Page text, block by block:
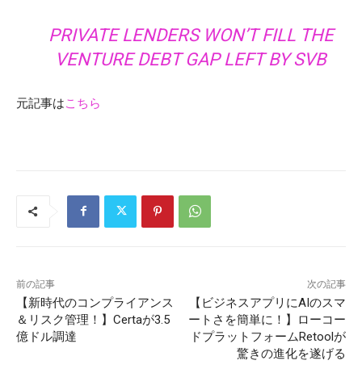
PRIVATE LENDERS WON’T FILL THE
VENTURE DEBT GAP LEFT BY SVB
元記事はこちら
前の記事
【新時代のコンプライアンス
＆リスク管理！】Certaが3.5
億ドル調達
次の記事
【ビジネスアプリにAIのスマ
ートさを簡単に！】ローコー
ドプラットフォームRetoolが
驚きの進化を遂げる